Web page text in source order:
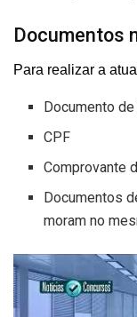
Documentos
Para realizar a
Documento
CPF
Comprovante
Documentos
moram no